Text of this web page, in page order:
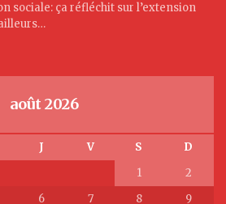
sociale: ça réfléchit sur l’extension
août 2026
J V S
D
1
2
6 7 8 9